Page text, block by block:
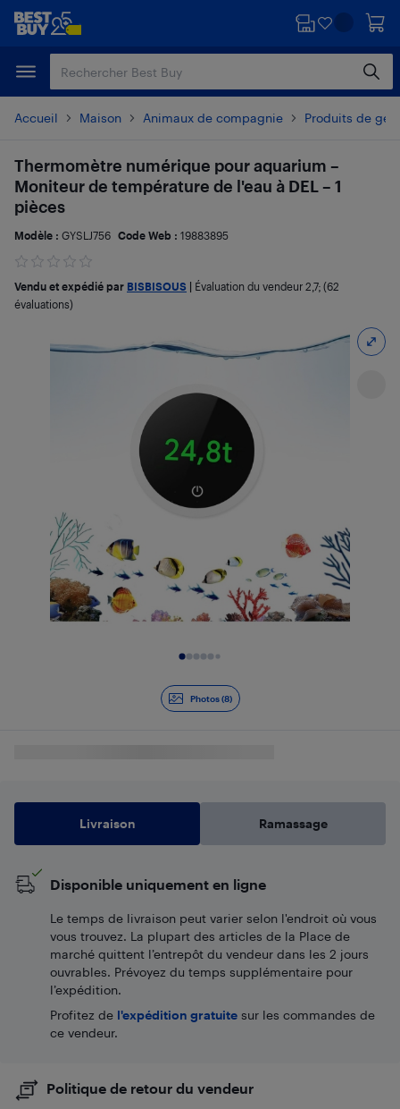
Passer
principal
Passer
Accueil Maison Animaux de compagnie Produits de
Photos (8)
Thermomètre numérique pour aquarium –
Moniteur de température de l'eau à DEL – 1
pièces
Modèle : GYSLJ756 Code Web : 19883895
Vendu et expédié par BISBISOUS Évaluation du vendeur 2,7; (62
évaluations)
Livraison Ramassage
Disponible uniquement en ligne
Le temps de livraison peut varier selon l'endroit où vous
vous trouvez. La plupart des articles de la Place de
marché quittent l’entrepôt du vendeur dans les 2 jours
ouvrables. Prévoyez du temps supplémentaire pour
l’expédition.
Profitez de l'expédition gratuite sur les commandes de
ce vendeur.
Politique de retour du vendeur